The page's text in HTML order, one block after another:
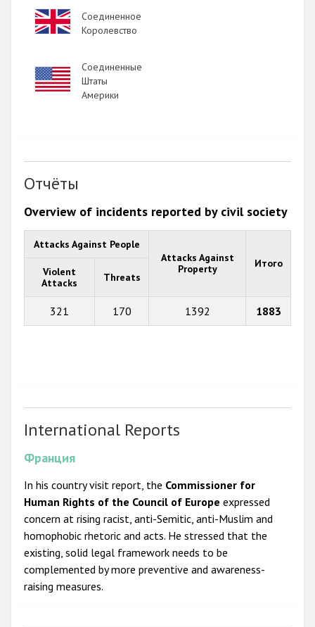
Image
Соединенное
Королевство
Image
Соединенные
Штаты
Америки
Отчёты
Overview of incidents reported by civil society
Attacks Against People
Attacks Against
Property
Итого
Violent
Attacks
Threats
321 170 1392 1883
International Reports
Франция
In his country visit report, the Commissioner for
Human Rights of the Council of Europe expressed
concern at rising racist, anti-Semitic, anti-Muslim and
homophobic rhetoric and acts. He stressed that the
existing, solid legal framework needs to be
complemented by more preventive and awareness-
raising measures.